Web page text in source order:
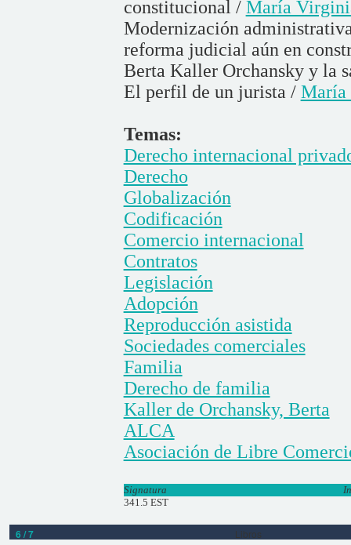
constitucional / María
Modernización
reforma judicial aún en
Berta Kaller Orchansky y la
El perfil de un jurista / María
Temas:
Derecho internacional
Derecho
Globalización
Codificación
Comercio internacional
Contratos
Legislación
Adopción
Reproducción asistida
Sociedades comerciales
Familia
Derecho de familia
Kaller de Orchansky, Berta
ALCA
Asociación de Libre
Signatura
341.5 EST
6 / 7 Libros